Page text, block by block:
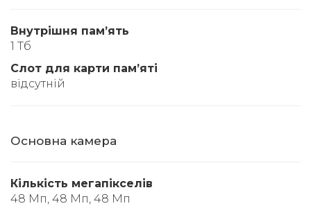
Внутрішня памʼять
1 Тб
Слот для карти памʼяті
відсутній
Основна камера
Кількість мегапікселів
48 Мп, 48 Мп, 48 Мп